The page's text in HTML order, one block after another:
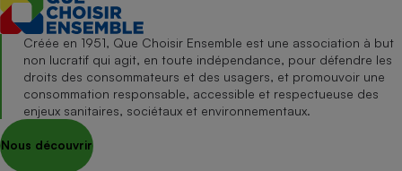
Créée en 1951, Que Choisir Ensemble est une association à but
non lucratif qui agit, en toute indépendance, pour défendre les
droits des consommateurs et des usagers, et promouvoir une
consommation responsable, accessible et respectueuse des
enjeux sanitaires, sociétaux et environnementaux.
Nous découvrir